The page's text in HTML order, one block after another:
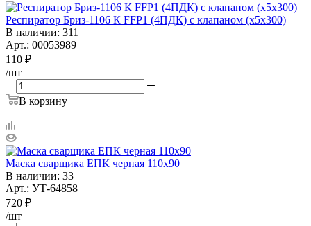
Респиратор Бриз-1106 К FFP1 (4ПДК) с клапаном (х5х300)
В наличии: 311
Арт.: 00053989
110 ₽
/шт
В корзину
Маска сварщика ЕПК черная 110х90
В наличии: 33
Арт.: УТ-64858
720 ₽
/шт